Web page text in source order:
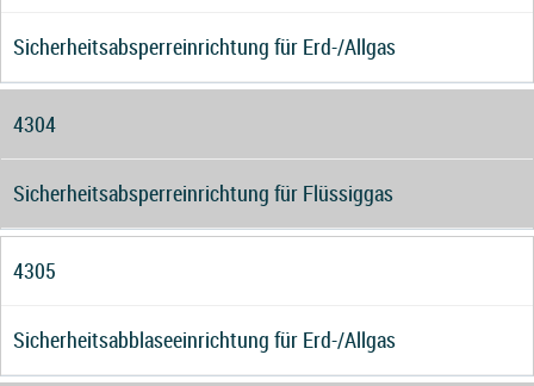
Sicherheitsabsperreinrichtung für Erd-/Allgas
4304
Sicherheitsabsperreinrichtung für Flüssiggas
4305
Sicherheitsabblaseeinrichtung für Erd-/Allgas